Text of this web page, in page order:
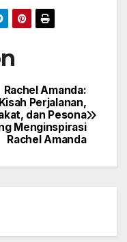
Rachel Amanda:
Kisah Perjalanan,
dan Pesona
Menginspirasi
Rachel Amanda